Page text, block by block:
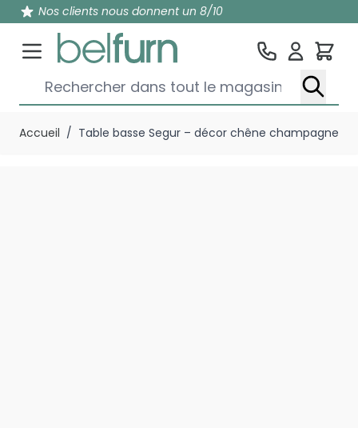
Nos clients nous donnent un 8/10
Rechercher dans tout le magasin...
Accueil / Table basse Segur – décor chêne champagne